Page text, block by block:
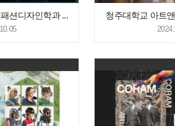
션디자인학과 ... 청주대학교 아트